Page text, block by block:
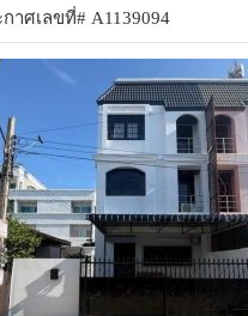
าศเลขที่# A1139094